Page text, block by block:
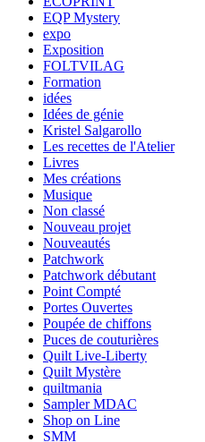
EQP Mystery
expo
Exposition
FOLTVILAG
Formation
idées
Idées de génie
Kristel Salgarollo
Les recettes de l'Atelier
Livres
Mes créations
Musique
Non classé
Nouveau projet
Nouveautés
Patchwork
Patchwork débutant
Point Compté
Portes Ouvertes
Poupée de chiffons
Puces de couturières
Quilt Live-Liberty
Quilt Mystère
quiltmania
Sampler MDAC
Shop on Line
SMM